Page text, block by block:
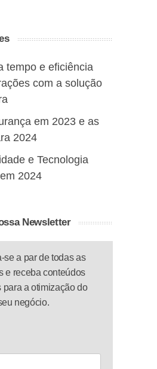
tempo e eficiência
com a solução
em 2023 e as
2024
e Tecnologia
2024
Newsletter
se a par de todas as
e receba conteúdos
para a otimização do
negócio.